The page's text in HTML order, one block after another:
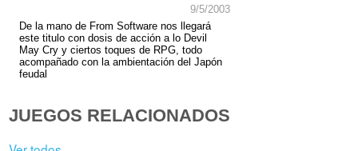
9/5/2003
De la mano de From Software nos llegará
este titulo con dosis de acción a lo Devil
May Cry y ciertos toques de RPG, todo
acompañado con la ambientación del Japón
feudal
JUEGOS RELACIONADOS